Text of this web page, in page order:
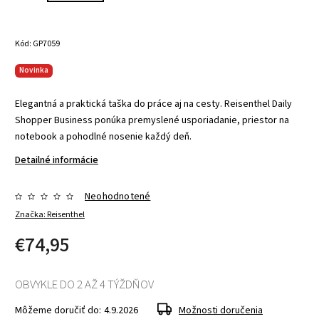
Kód: GP7059
Novinka
Elegantná a praktická taška do práce aj na cesty. Reisenthel Daily
Shopper Business ponúka premyslené usporiadanie, priestor na
notebook a pohodlné nosenie každý deň.
Detailné informácie
Značka:Reisenthel
Neohodnotené
€74,95
OBVYKLE DO 2 AŽ 4 TÝŽDŇOV
Môžeme doručiť do: 4.9.2026 Možnosti doručenia